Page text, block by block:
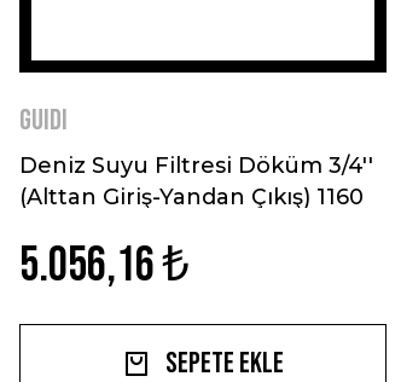
GUIDI
Deniz Suyu Filtresi Döküm 3/4''
(Alttan Giriş-Yandan Çıkış) 1160
5.056,16 ₺
Sepete Ekle